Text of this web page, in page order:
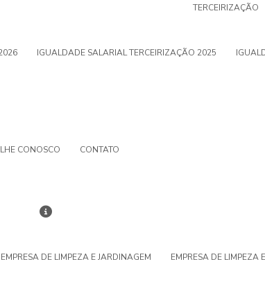
TERCEIRIZAÇÃO
IGUALDADE SALARIAL TERCEIRIZAÇÃO 2025
CONOSCO CONTATO
EMPRESA DE LIMPEZA E JARDINAGEM EMPRESA DE LIMPEZA